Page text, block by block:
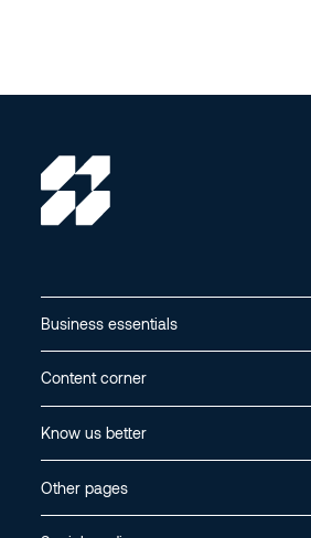
Business essentials
Content corner
Know us better
Other pages